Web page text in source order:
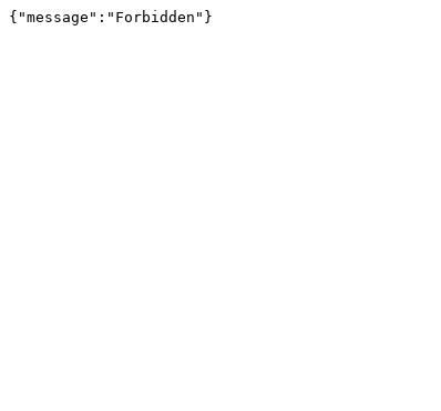
{"message":"Forbidden"}